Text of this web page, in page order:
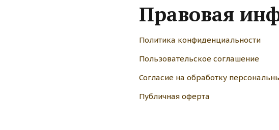
Правовая
Политика конфиденциальности
Пользовательское соглашение
Согласие на обработку
Публичная оферта